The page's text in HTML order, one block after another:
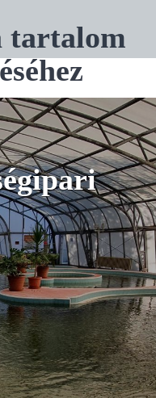
tartalom
Termál-
Klaszter
Hírek